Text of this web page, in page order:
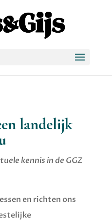
landelijk
kennis in de GGZ
en richten ons